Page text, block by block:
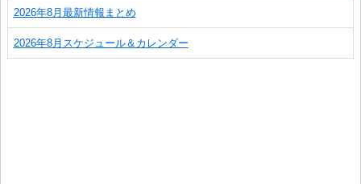
2026年8月最新情報まとめ
2026年8月スケジュール＆カレンダー